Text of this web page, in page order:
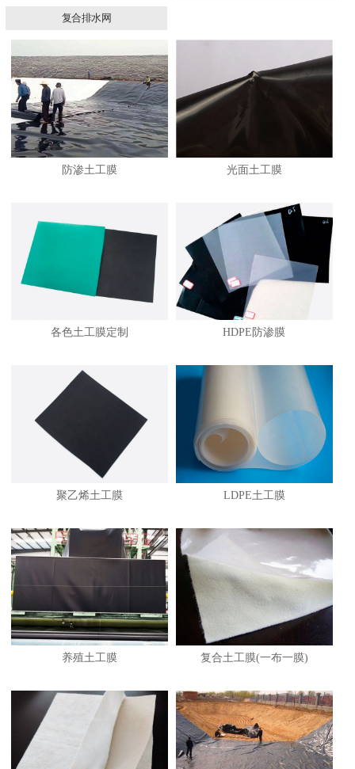
复合排水网
防渗土工膜 光面土工膜
各色土工膜定制 HDPE防渗膜
聚乙烯土工膜 LDPE土工膜
养殖土工膜 复合土工膜(一布一膜)